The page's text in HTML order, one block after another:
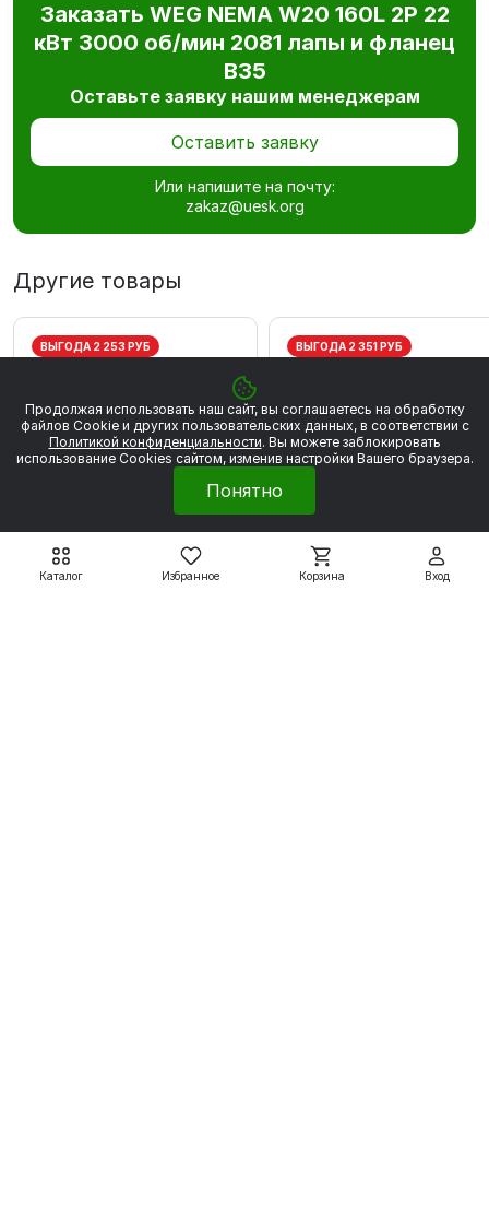
Каталог Избранное Корзина Вход
Заказать WEG NEMA W20 160L 2P 22
кВт 3000 об/мин 2081 лапы и фланец
В35
Оставьте заявку нашим менеджерам
Оставить заявку
Или напишите на почту:
zakaz@uesk.org
Другие товары
ВЫГОДА 2 253 РУБ ВЫГОДА 2 351 РУБ
Продолжая использовать наш сайт, вы соглашаетесь на обработку
файлов Сookie и других пользовательских данных, в соответствии с
Политикой конфиденциальности. Вы можете заблокировать
использование Cookies сайтом, изменив настройки Вашего браузера.
Понятно